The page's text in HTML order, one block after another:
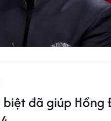
biệt đã giúp